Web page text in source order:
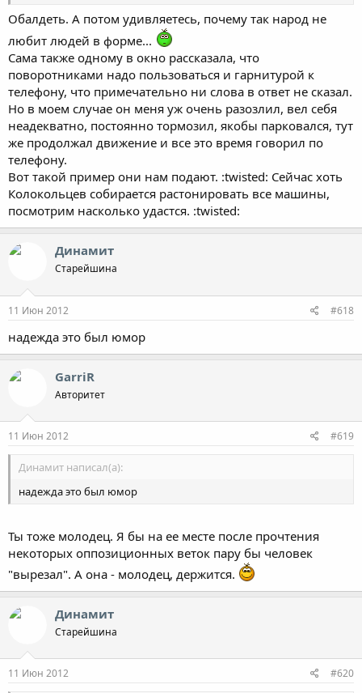
Обалдеть. А потом удивляетесь, почему так народ не
любит людей в форме...
Сама также одному в окно рассказала, что
поворотниками надо пользоваться и гарнитурой к
телефону, что примечательно ни слова в ответ не сказал.
Но в моем случае он меня уж очень разозлил, вел себя
неадекватно, постоянно тормозил, якобы парковался, тут
же продолжал движение и все это время говорил по
телефону.
Вот такой пример они нам подают. :twisted: Сейчас хоть
Колокольцев собирается растонировать все машины,
посмотрим насколько удастся. :twisted:
Динамит
Старейшина
11 Июн 2012 #618
надежда это был юмор
GarriR
Авторитет
11 Июн 2012 #619
Динамит написал(а):
надежда это был юмор
Ты тоже молодец. Я бы на ее месте после прочтения
некоторых оппозиционных веток пару бы человек
"вырезал". А она - молодец, держится.
Динамит
Старейшина
11 Июн 2012 #620